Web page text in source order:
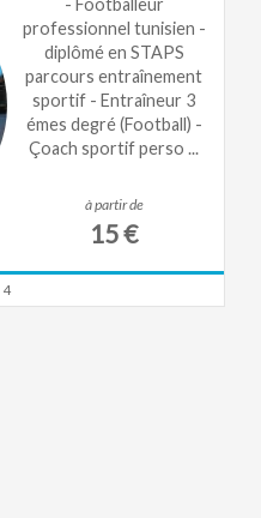
- Footballeur
professionnel tunisien -
diplômé en STAPS
parcours entraînement
sportif - Entraîneur 3
émes degré (Football) -
Çoach sportif perso ...
à partir de
15 €
4